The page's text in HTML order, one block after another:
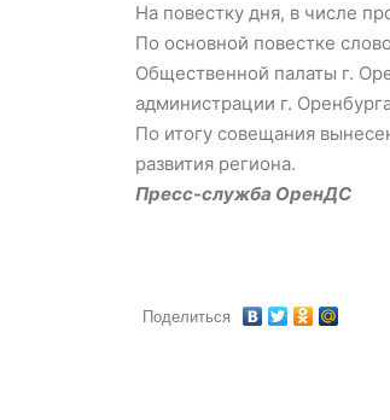
На повестку дня, в числе
По основной повестке
Общественной палаты г.
администрации г.
По итогу совещания
развития региона.
Пресс-служба ОренДС
Поделиться